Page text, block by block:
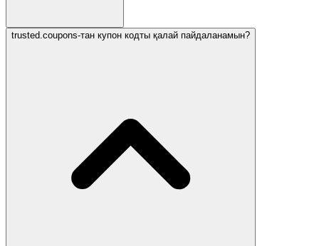
trusted.coupons-тан купон кодты қалай пайдаланамын?